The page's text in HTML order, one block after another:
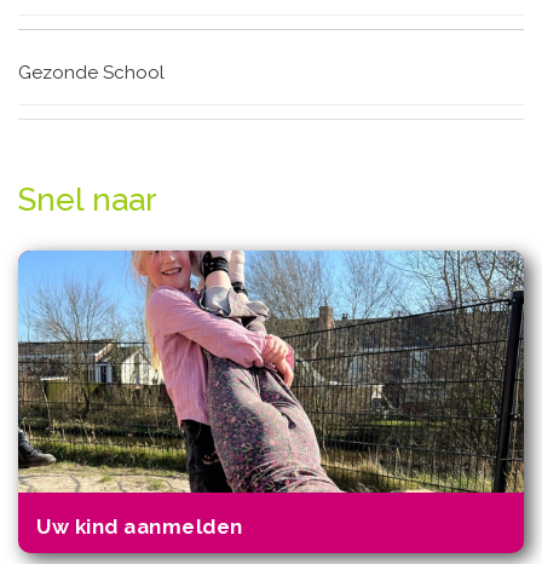
Gezonde School
Snel naar
Uw kind aanmelden